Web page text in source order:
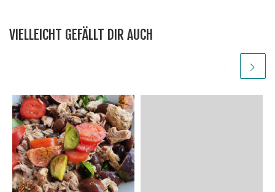
VIELLEICHT GEFÄLLT DIR AUCH